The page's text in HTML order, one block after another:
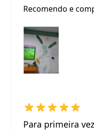
Recomendo e
Para primeira